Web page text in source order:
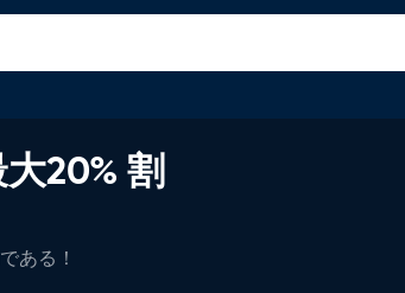
20% 割
ある！